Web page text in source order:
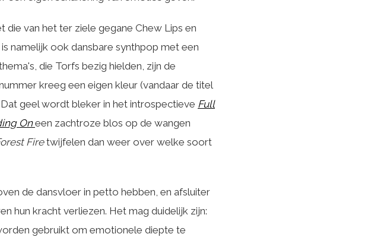
van het ter ziele gegane Chew Lips en
namelijk ook dansbare synthpop met een
die Torfs bezig hielden, zijn de
kreeg een eigen kleur (vandaar de titel
geel wordt bleker in het introspectieve Full
Oneen zachtroze blos op de wangen
Firetwijfelen dan weer over welke soort
de dansvloer in petto hebben, en afsluiter
hun kracht verliezen. Het mag duidelijk zijn:
gebruikt om emotionele diepte te